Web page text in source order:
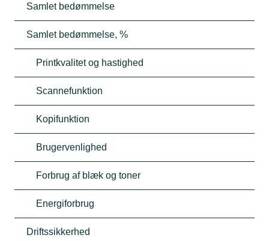
Samlet bedømmelse
Samlet bedømmelse, %
Printkvalitet og hastighed
Scannefunktion
Kopifunktion
Brugervenlighed
Forbrug af blæk og toner
Energiforbrug
Driftssikkerhed